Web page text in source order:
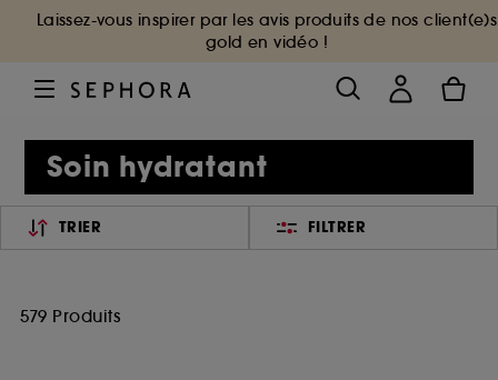
Laissez-vous inspirer par les avis produits de nos client(e)s
gold en vidéo !
Soin hydratant
TRIER FILTRER
579 Produits